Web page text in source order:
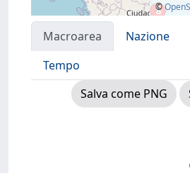
©
Macroarea Nazione
Tempo
Salva come PNG